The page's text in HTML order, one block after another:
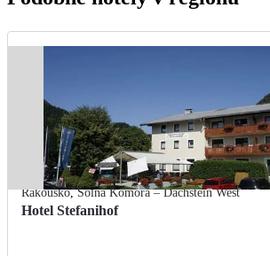
Rakousko,Solná Komora – Dachstein West
Hotel Stefanihof